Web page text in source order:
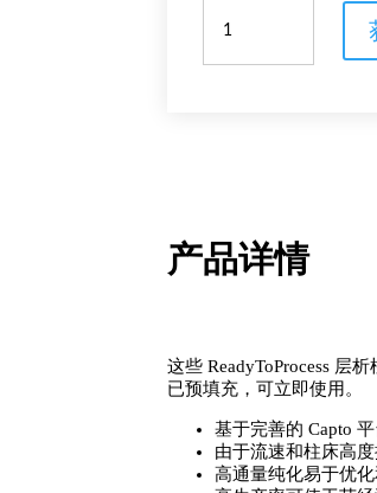
充
ReadyToProcess
层
析
柱
数
量
产品详情
这些 ReadyToProcess 层
已预填充，可立即使用。
基于完善的 Capto
由于流速和柱床高
高通量纯化易于优化